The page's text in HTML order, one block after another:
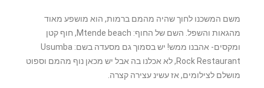
משם המשכנו לחוך שהיה מהמם ברמות, הוא מושפע מאוד
מהגאות והשפל. השם של החוף: Mtende beach, חוף קטן
ומקסים- אהבנו ממש! יש בסמוך גם מסעדה בשם: Usumba
Rock Restaurant, לא אכלנו בה אבל יש מכאן נוף מהמם וספוט
מושלם לצילומים, אז עשינ עצירה קצרה.